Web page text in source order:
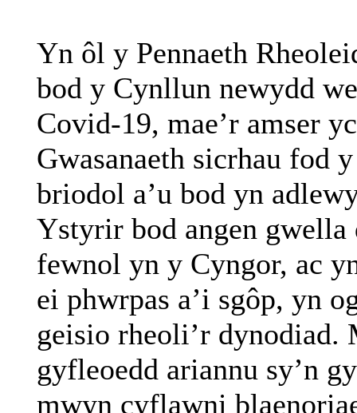
Yn ôl y Pennaeth
bod y Cynllun newydd
Covid-19, mae’r amser
Gwasanaeth sicrhau fod
briodol a’u bod yn
Ystyrir bod angen
fewnol yn y Cyngor, ac
ei phwrpas a’i sgôp, yn
geisio rheoli’r dynodiad.
gyfleoedd ariannu sy’n
mwyn cyflawni